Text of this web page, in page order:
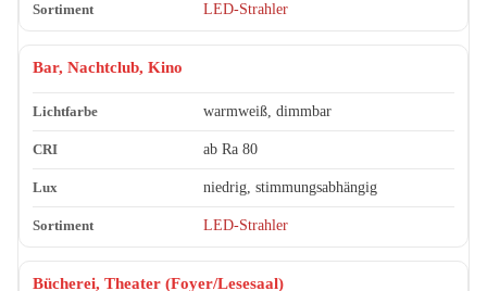
LED-Strahler
Bar, Nachtclub, Kino
warmweiß, dimmbar
ab Ra 80
niedrig, stimmungsabhängig
LED-Strahler
Bücherei, Theater (Foyer/Lesesaal)